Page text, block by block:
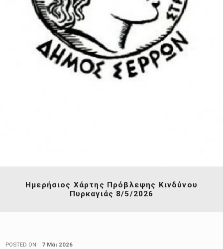
Ημερήσιος Χάρτης Πρόβλεψης Κινδύνου
Πυρκαγιάς 8/5/2026
POSTED ON:
7 Μάι 2026